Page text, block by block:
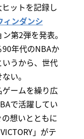
ットを記録し
ィンダンシ
第2弾を発表。
年代のNBAか
うから、世代
い。
ームを繰り広
で活躍してい
想いとともに
」がテ